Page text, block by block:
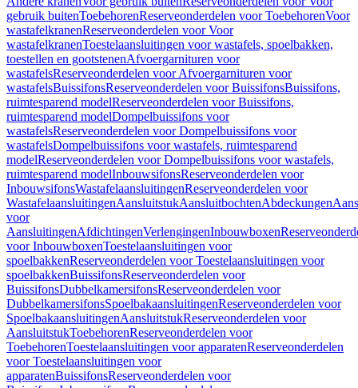
gebruik buitenToebehorenReserveonderdelen voor ToebehorenVoor
wastafelkranenReserveonderdelen voor Voor
wastafelkranenToestelaansluitingen voor wastafels, spoelbakken,
toestellen en gootstenenAfvoergarnituren voor
wastafelsReserveonderdelen voor Afvoergarnituren voor
wastafelsBuissifonsReserveonderdelen voor BuissifonsBuissifons,
ruimtesparend modelReserveonderdelen voor Buissifons,
ruimtesparend modelDompelbuissifons voor
wastafelsReserveonderdelen voor Dompelbuissifons voor
wastafelsDompelbuissifons voor wastafels, ruimtesparend
modelReserveonderdelen voor Dompelbuissifons voor wastafels,
ruimtesparend modelInbouwsifonsReserveonderdelen voor
InbouwsifonsWastafelaansluitingenReserveonderdelen voor
WastafelaansluitingenAansluitstukAansluitbochtenAbdeckungen
voor
AansluitingenAfdichtingenVerlengingenInbouwboxen
voor InbouwboxenToestelaansluitingen voor
spoelbakkenReserveonderdelen voor Toestelaansluitingen voor
spoelbakkenBuissifonsReserveonderdelen voor
BuissifonsDubbelkamersifonsReserveonderdelen voor
DubbelkamersifonsSpoelbakaansluitingenReserveonderdelen voor
SpoelbakaansluitingenAansluitstukReserveonderdelen voor
AansluitstukToebehorenReserveonderdelen voor
ToebehorenToestelaansluitingen voor apparatenReserveonderdelen
voor Toestelaansluitingen voor
apparatenBuissifonsReserveonderdelen voor